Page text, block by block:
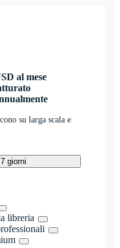
al mese
su larga scala e
giorni
libreria